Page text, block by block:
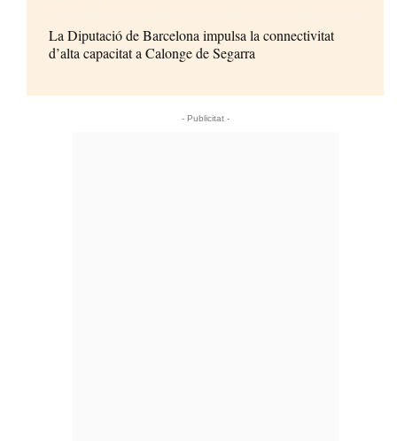
La Diputació de Barcelona impulsa la connectivitat
d’alta capacitat a Calonge de Segarra
- Publicitat -